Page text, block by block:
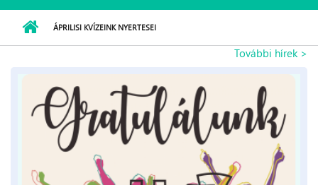
ÁPRILISI KVÍZEINK NYERTESEI
További hírek >